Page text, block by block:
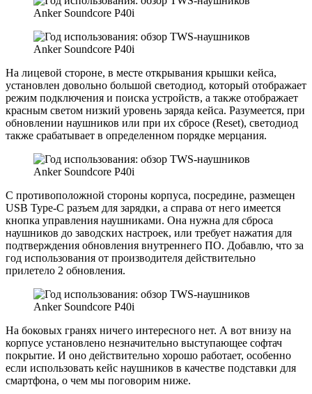
На лицевой стороне, в месте открывания крышки кейса,
установлен довольно большой светодиод, который отображает
режим подключения и поиска устройств, а также отображает
красным светом низкий уровень заряда кейса. Разумеется, при
обновлении наушников или при их сбросе (Reset), светодиод
также срабатывает в определенном порядке мерцания.
С противоположной стороны корпуса, посредине, размещен
USB Type-C разъем для зарядки, а справа от него имеется
кнопка управления наушниками. Она нужна для сброса
наушников до заводских настроек, или требует нажатия для
подтверждения обновления внутреннего ПО. Добавлю, что за
год использования от производителя действительно
прилетело 2 обновления.
На боковых гранях ничего интересного нет. А вот внизу на
корпусе установлено незначительно выступающее софтач
покрытие. И оно действительно хорошо работает, особенно
если использовать кейс наушников в качестве подставки для
смартфона, о чем мы поговорим ниже.